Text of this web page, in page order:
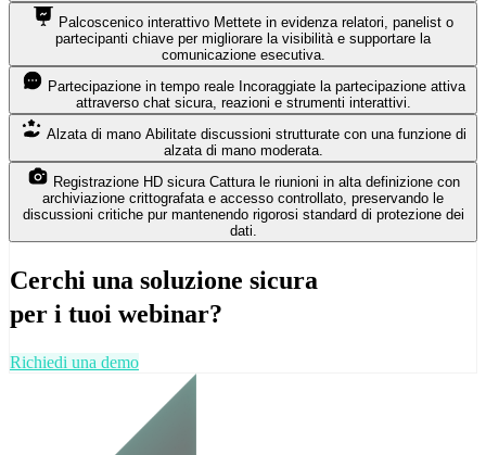
Palcoscenico interattivo Mettete in evidenza relatori, panelist o
partecipanti chiave per migliorare la visibilità e supportare la
comunicazione esecutiva.
Partecipazione in tempo reale Incoraggiate la partecipazione attiva
attraverso chat sicura, reazioni e strumenti interattivi.
Alzata di mano Abilitate discussioni strutturate con una funzione di
alzata di mano moderata.
Registrazione HD sicura Cattura le riunioni in alta definizione con
archiviazione crittografata e accesso controllato, preservando le
discussioni critiche pur mantenendo rigorosi standard di protezione dei
dati.
Cerchi una soluzione sicura
per i tuoi webinar?
Richiedi una demo